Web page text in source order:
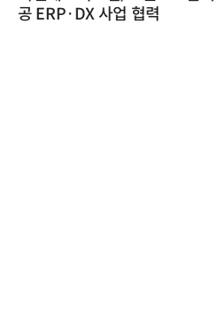
공 ERP·DX 사업 협력